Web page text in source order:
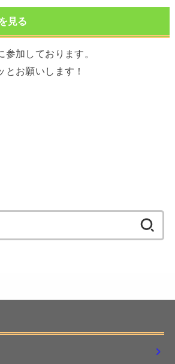
見る
加しております。
とお願いします！
索: